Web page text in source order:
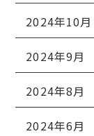
2024年10月
2024年9月
2024年8月
2024年6月